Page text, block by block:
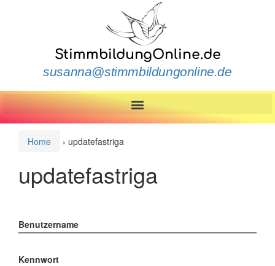
StimmbildungOnline.de
susanna@stimmbildungonline.de
Home › updatefastriga
updatefastriga
Benutzername
Kennwort